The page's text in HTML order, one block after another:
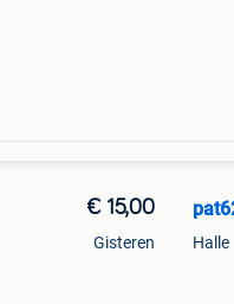
€ 15,00
Gisteren Halle